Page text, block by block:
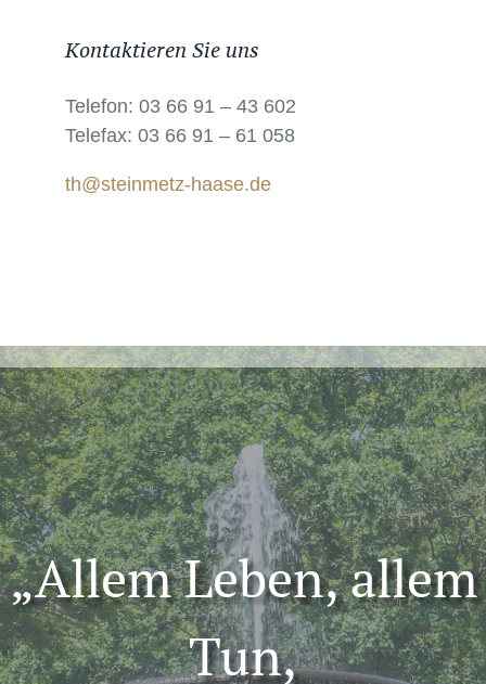
Kontaktieren Sie uns
Telefon: 03 66 91 – 43 602
Telefax: 03 66 91 – 61 058
th@steinmetz-haase.de
„Allem Leben, allem
Tun,